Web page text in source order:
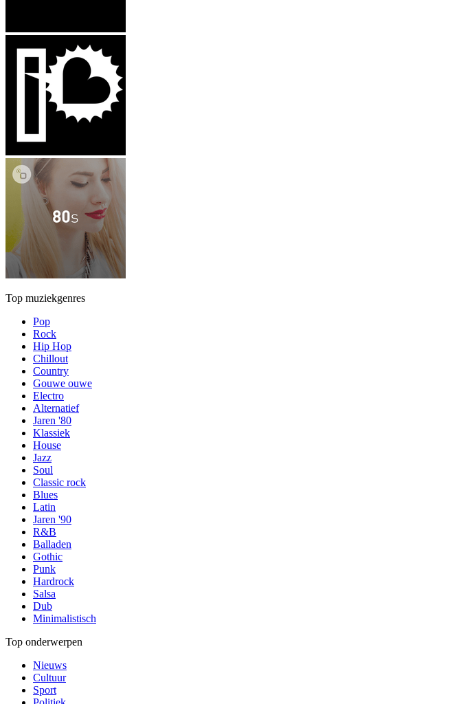
Top muziekgenres
Pop
Rock
Hip Hop
Chillout
Country
Gouwe ouwe
Electro
Alternatief
Jaren '80
Klassiek
House
Jazz
Soul
Classic rock
Blues
Latin
Jaren '90
R&B
Balladen
Gothic
Punk
Hardrock
Salsa
Dub
Minimalistisch
Top onderwerpen
Nieuws
Cultuur
Sport